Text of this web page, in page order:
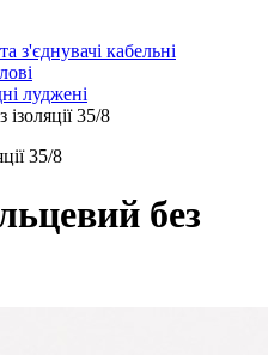
з'єднувачі кабельні
луджені
35/8
35/8
без